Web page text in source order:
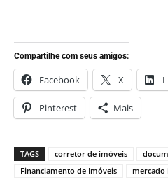
Compartilhe com seus amigos:
Facebook X
Pinterest Mais
TAGS corretor de imóveis
Financiamento de Imóveis